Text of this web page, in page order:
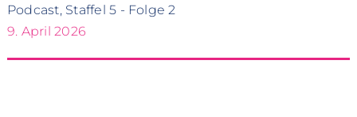
Podcast, Staffel 5 - Folge 2
9. April 2026